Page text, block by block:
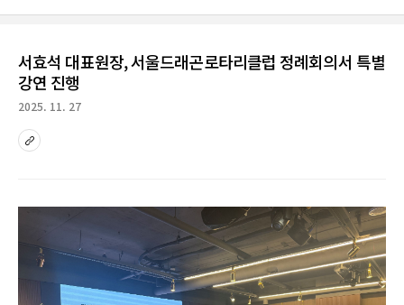
서효석 대표원장, 서울드래곤로타리클럽 정례회의서 특별
강연 진행
2025. 11. 27
sns